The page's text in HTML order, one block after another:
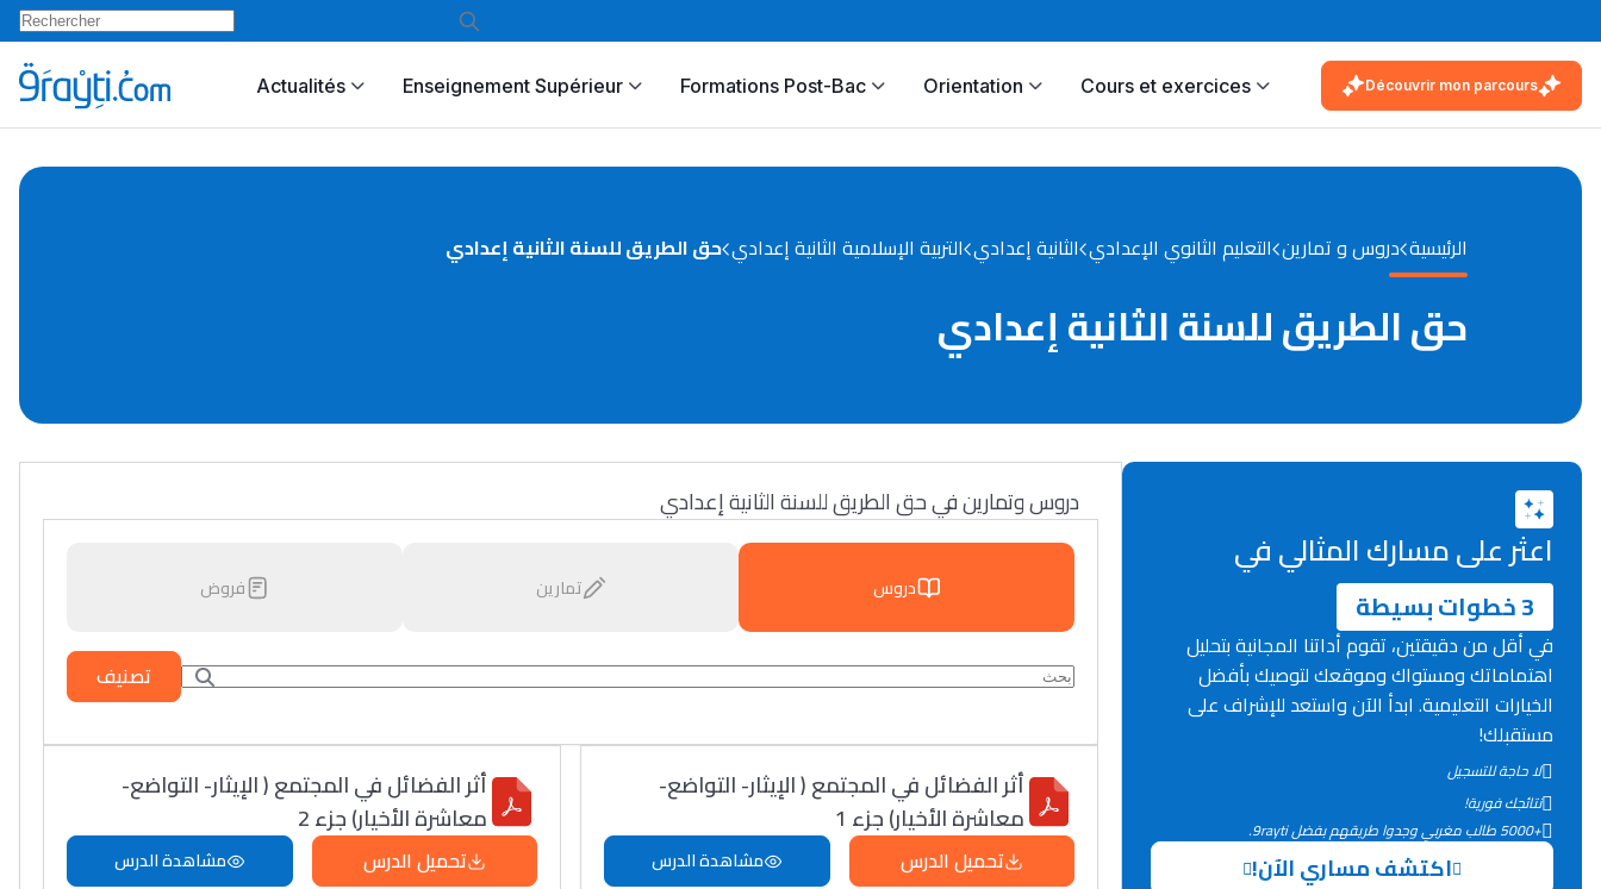
Actualités Enseignement Supérieur Formations Post-Bac Orientation Cours et exercices Découvrir mon parcours
الرئيسية دروس و تمارين التعليم الثانوي الإعدادي الثانية إعدادي التربية الإسلامية الثانية إعدادي حق الطريق للسنة الثانية إعدادي
حق الطريق للسنة الثانية إعدادي
دروس وتمارين في حق الطريق للسنة الثانية إعدادي
دروس تمارين فروض
تصنيف
أثر الفضائل في المجتمع ( الإيثار- التواضع-
معاشرة الأخيار) جزء 1
تحميل الدرس مشاهدة الدرس
أثر الفضائل في المجتمع ( الإيثار- التواضع-
معاشرة الأخيار) جزء 2
تحميل الدرس مشاهدة الدرس
اعثر على مسارك المثالي في
3 خطوات بسيطة
في أقل من دقيقتين، تقوم أداتنا المجانية بتحليل
اهتماماتك ومستواك وموقعك لتوصيك بأفضل
الخيارات التعليمية. ابدأ الآن واستعد للإشراف على
مستقبلك!
لا حاجة للتسجيل
نتائجك فورية!
+5000 طالب مغربي وجدوا طريقهم بفضل 9rayti.
اكتشف مساري الآن!